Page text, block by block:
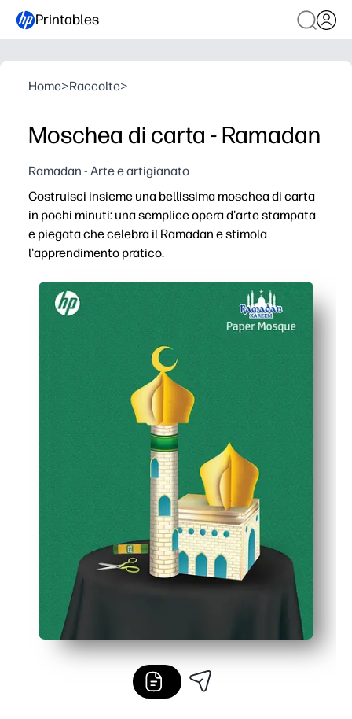
Printables
Home>Raccolte>
Moschea di carta - Ramadan
Ramadan - Arte e artigianato
Costruisci insieme una bellissima moschea di carta
in pochi minuti: una semplice opera d'arte stampata
e piegata che celebra il Ramadan e stimola
l'apprendimento pratico.
Non è necessaria alcuna preparazione: basta
Mantiene i bambini impegnati nella costruzione
Apre conversazioni adeguate all'età sul Ramadan,
Versatile per la casa o l'aula: può essere utilizzato